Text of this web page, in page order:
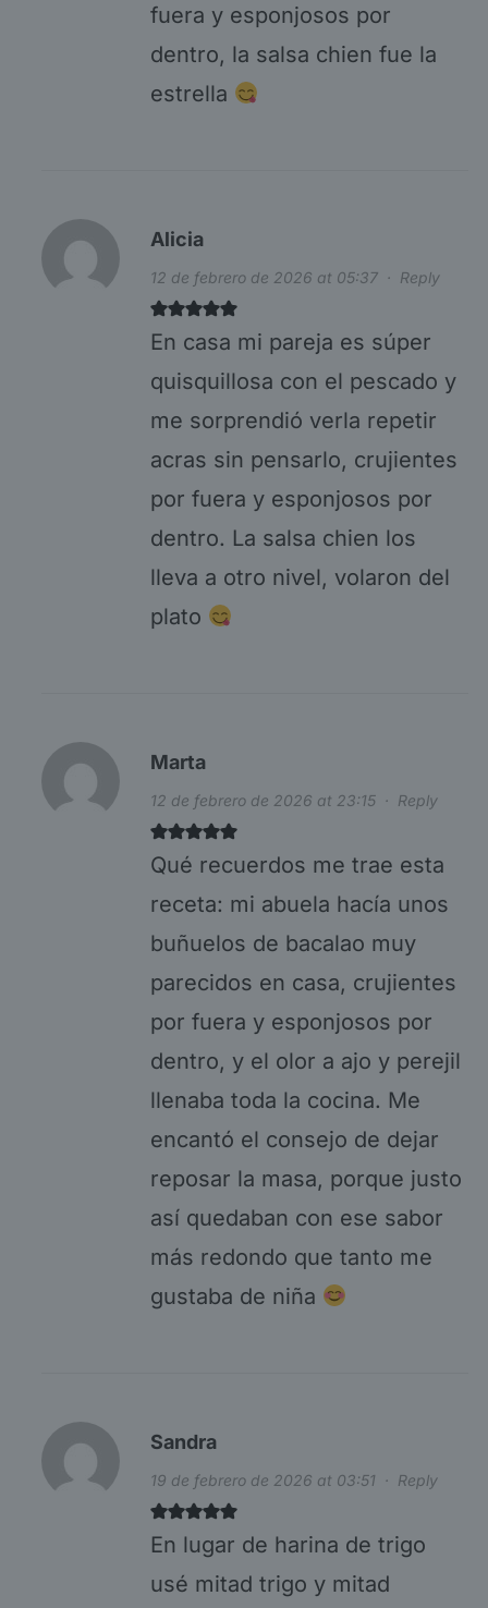
fuera y esponjosos por
dentro, la salsa chien fue la
estrella
Alicia
12 de febrero de 2026 at 05:37· Reply
En casa mi pareja es súper
quisquillosa con el pescado y
me sorprendió verla repetir
acras sin pensarlo, crujientes
por fuera y esponjosos por
dentro. La salsa chien los
lleva a otro nivel, volaron del
plato
Marta
12 de febrero de 2026 at 23:15· Reply
Qué recuerdos me trae esta
receta: mi abuela hacía unos
buñuelos de bacalao muy
parecidos en casa, crujientes
por fuera y esponjosos por
dentro, y el olor a ajo y perejil
llenaba toda la cocina. Me
encantó el consejo de dejar
reposar la masa, porque justo
así quedaban con ese sabor
más redondo que tanto me
gustaba de niña
Sandra
19 de febrero de 2026 at 03:51 · Reply
En lugar de harina de trigo
usé mitad trigo y mitad